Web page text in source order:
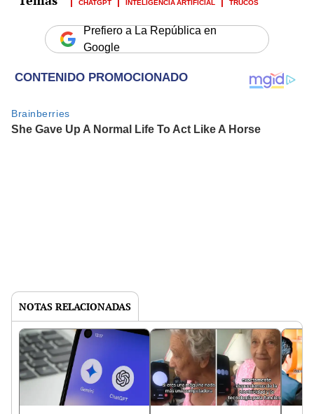
Prefiero a La República en
Google
NOTAS RELACIONADAS